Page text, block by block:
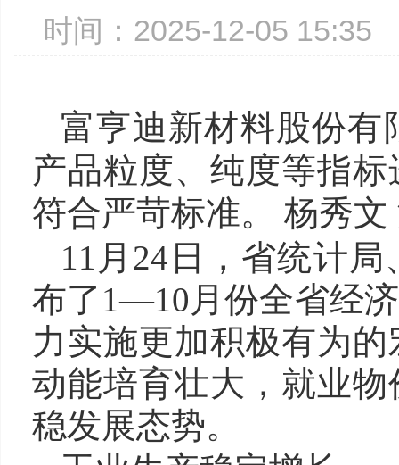
时间：2025-12-05
富亨迪新材料股份有
产品粒度、纯度等指
符合严苛标准。 杨秀文
11月24日，省统计
布了1—10月份全省经
力实施更加积极有为
动能培育壮大，就业
稳发展态势。